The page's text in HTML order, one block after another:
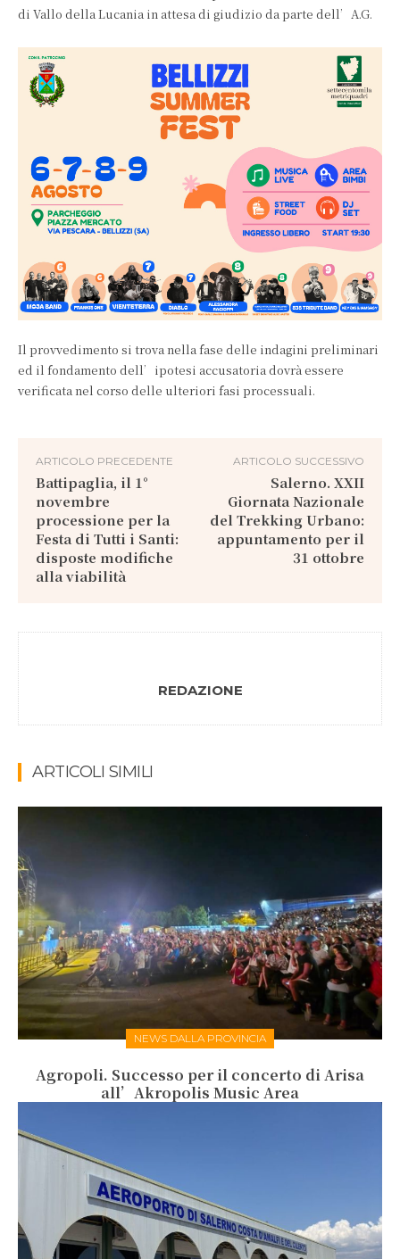
di Vallo della Lucania in attesa di giudizio da parte dell’A.G.
Il provvedimento si trova nella fase delle indagini preliminari
ed il fondamento dell’ipotesi accusatoria dovrà essere
verificata nel corso delle ulteriori fasi processuali.
ARTICOLO PRECEDENTE
Battipaglia, il 1°
novembre
processione per la
Festa di Tutti i Santi:
disposte modifiche
alla viabilità
ARTICOLO SUCCESSIVO
Salerno. XXII
Giornata Nazionale
del Trekking Urbano:
appuntamento per il
31 ottobre
REDAZIONE
ARTICOLI SIMILI
NEWS DALLA PROVINCIA
Agropoli. Successo per il concerto di Arisa
all’Akropolis Music Area